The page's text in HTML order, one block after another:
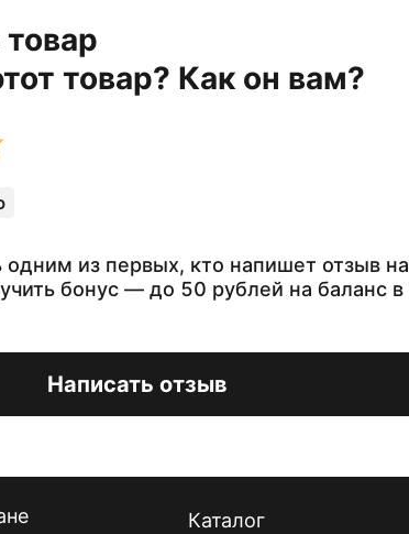
товар? Как он вам?
из первых, кто напишет отзыв на
бонус — до 50 рублей на баланс в
Написать отзыв
Каталог